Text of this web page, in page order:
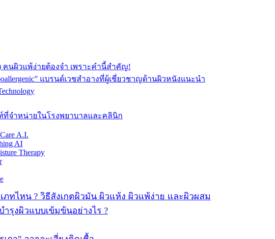
คนผิวแพ้ง่ายต้องจำ เพราะคำนี้สำคัญ!
แบรนด์เวชสำอางที่ผู้เชี่ยวชาญด้านผิวหนังแนะนำ
จำหน่ายในโรงพยาบาลและคลินิก
A.I.
AI
Therapy
ภทไหน ? วิธีสังเกตผิวมัน ผิวแห้ง ผิวแพ้ง่าย และผิวผสม
รุงผิวแบบเข้มข้นอย่างไร ?